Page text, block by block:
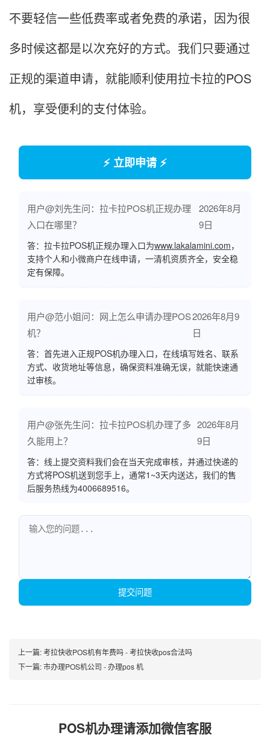
不要轻信一些低费率或者免费的承诺，因为很
多时候这都是以次充好的方式。我们只要通过
正规的渠道申请，就能顺利使用拉卡拉的POS
机，享受便利的支付体验。
⚡ 立即申请 ⚡
用户@刘先生问：拉卡拉POS机正规办理
入口在哪里？
2026年8月
9日
答：拉卡拉POS机正规办理入口为www.lakalamini.com，
支持个人和小微商户在线申请，一清机资质齐全，安全稳
定有保障。
用户@范小姐问：网上怎么申请办理POS
机？
2026年8月9
日
答：首先进入正规POS机办理入口，在线填写姓名、联系
方式、收货地址等信息，确保资料准确无误，就能快速通
过审核。
用户@张先生问：拉卡拉POS机办理了多
久能用上？
2026年8月
9日
答：线上提交资料我们会在当天完成审核，并通过快递的
方式将POS机送到您手上，通常1~3天内送达，我们的售
后服务热线为4006689516。
提交问题
上一篇:考拉快收POS机有年费吗 - 考拉快收pos合法吗
下一篇:市办理POS机公司 - 办理pos 机
POS机办理请添加微信客服